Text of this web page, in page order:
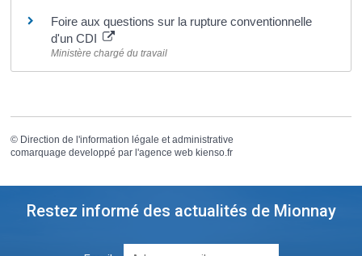
Foire aux questions sur la rupture conventionnelle
d'un CDI
Ministère chargé du travail
© Direction de l'information légale et administrative
comarquage developpé par l'agence web kienso.fr
Restez informé des actualités de Mionnay